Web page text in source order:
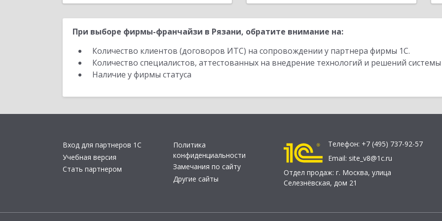
При выборе фирмы-франчайзи в Рязани, обратите внимание на:
Количество клиентов (договоров ИТС) на сопровождении у партнера фирмы 1С.
Количество специалистов, аттестованных на внедрение технологий и решений
Наличие у фирмы статуса
Вход для партнеров 1С
Учебная версия
Стать партнером
Политика
конфиденциальности
Замечания по сайту
Другие сайты
Телефон: +7 (495) 737-92-57
Email: site_v8@1c.ru
Отдел продаж: г. Москва, улица
Селезнёвская, дом 21